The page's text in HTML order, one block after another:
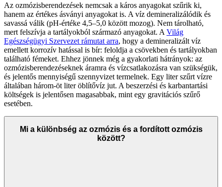
Az ozmózisberendezések nemcsak a káros anyagokat szűrik ki,
hanem az értékes ásványi anyagokat is. A víz demineralizálódik és
savassá válik (pH-értéke 4,5–5,0 között mozog). Nem tárolható,
mert felszívja a tartályokból származó anyagokat. A Világ
Egészségügyi Szervezet rámutat arra, hogy a demineralizált víz
emellett korrozív hatással is bír: feloldja a csövekben és tartályokban
található fémeket. Ehhez jönnek még a gyakorlati hátrányok: az
ozmózisberendezéseknek áramra és vízcsatlakozásra van szükségük,
és jelentős mennyiségű szennyvizet termelnek. Egy liter szűrt vízre
általában három-öt liter öblítővíz jut. A beszerzési és karbantartási
költségek is jelentősen magasabbak, mint egy gravitációs szűrő
esetében.
Mi a különbség az ozmózis és a fordított ozmózis
között?